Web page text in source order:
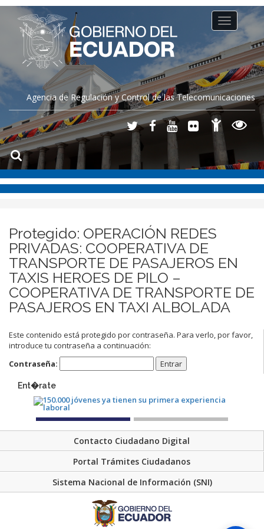
Agencia de Regulación y Control de las Telecomunicaciones
Toggle
navigation
Protegido: OPERACIÓN REDES
PRIVADAS: COOPERATIVA DE
TRANSPORTE DE PASAJEROS EN
TAXIS HEROES DE PILO –
COOPERATIVA DE TRANSPORTE DE
PASAJEROS EN TAXI ALBOLADA
Este contenido está protegido por contraseña. Para verlo, por favor,
introduce tu contraseña a continuación:
Contraseña:
Ent�rate
Contacto Ciudadano Digital
Portal Trámites Ciudadanos
Sistema Nacional de Información (SNI)